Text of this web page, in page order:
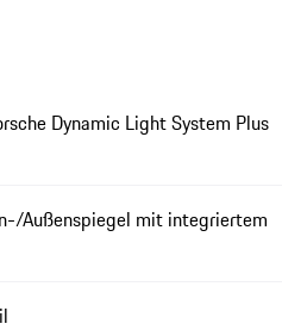
Dynamic Light System Plus
Außenspiegel mit integriertem